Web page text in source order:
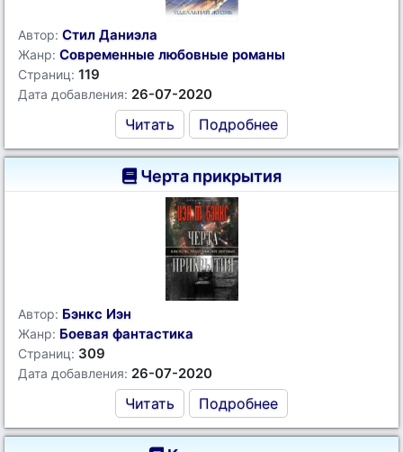
Автор: Стил Даниэла
Жанр: Современные любовные романы
Страниц: 119
Дата добавления: 26-07-2020
Читать Подробнее
Черта прикрытия
Автор: Бэнкс Иэн
Жанр: Боевая фантастика
Страниц: 309
Дата добавления: 26-07-2020
Читать Подробнее